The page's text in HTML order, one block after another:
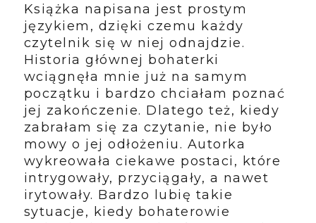
Książka napisana jest prostym
językiem, dzięki czemu każdy
czytelnik się w niej odnajdzie.
Historia głównej bohaterki
wciągnęła mnie już na samym
początku i bardzo chciałam poznać
jej zakończenie. Dlatego też, kiedy
zabrałam się za czytanie, nie było
mowy o jej odłożeniu. Autorka
wykreowała ciekawe postaci, które
intrygowały, przyciągały, a nawet
irytowały. Bardzo lubię takie
sytuacje, kiedy bohaterowie